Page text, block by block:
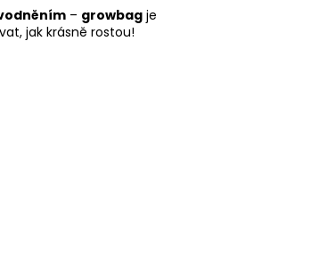
– growbag je
jak krásně rostou!